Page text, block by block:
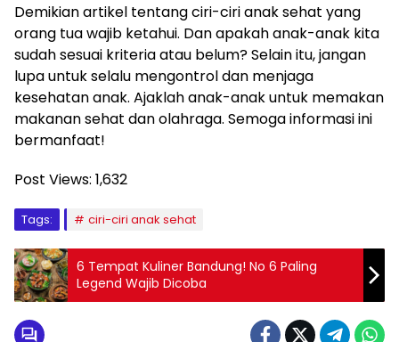
Demikian artikel tentang ciri-ciri anak sehat yang
orang tua wajib ketahui. Dan apakah anak-anak kita
sudah sesuai kriteria atau belum? Selain itu, jangan
lupa untuk selalu mengontrol dan menjaga
kesehatan anak. Ajaklah anak-anak untuk memakan
makanan sehat dan olahraga. Semoga informasi ini
bermanfaat!
Post Views: 1,632
Tags: ciri-ciri anak sehat
6 Tempat Kuliner Bandung! No 6 Paling
Legend Wajib Dicoba